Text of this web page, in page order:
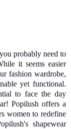
probably need to
it seems easier
fashion wardrobe,
yet functional.
to face the day
Popilush offers a
women to redefine
shapewear